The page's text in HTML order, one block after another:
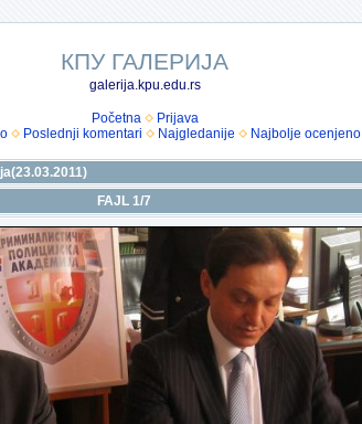
КПУ ГАЛЕРИЈА
galerija.kpu.edu.rs
Početna
Prijava
Poslednji komentari Najgledanije Najbolje ocenjeno
FAJL 1/7